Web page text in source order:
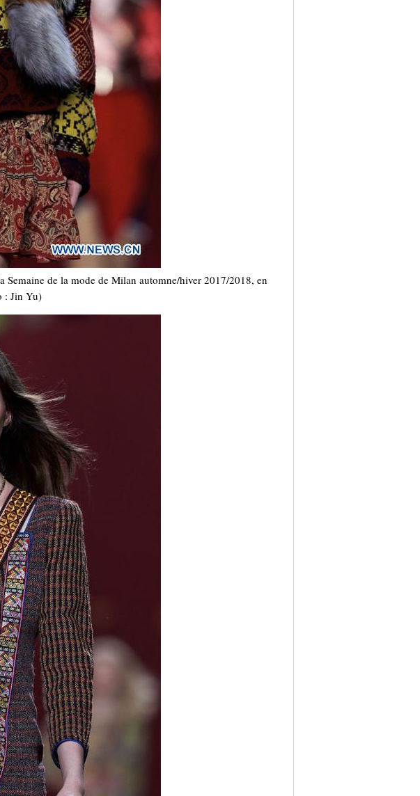
de la mode de Milan automne/hiver 2017/2018, en
: Jin Yu)